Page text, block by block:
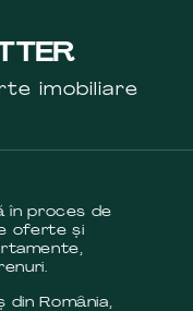
imobiliare
în proces de
oferte și
România,